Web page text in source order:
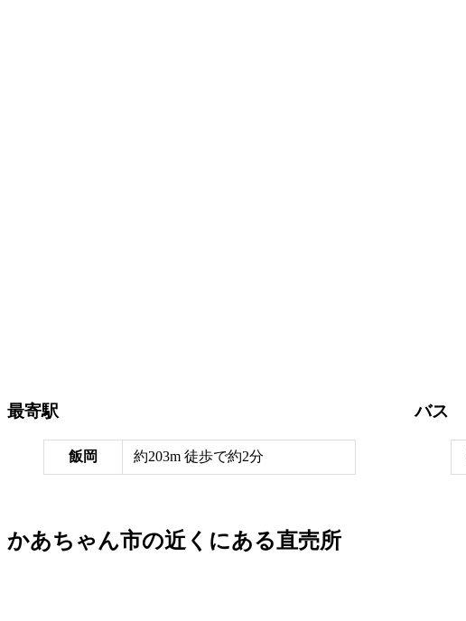
最寄駅
飯岡 約203m 徒歩で約2分
バス
かあちゃん市の近くにある直売所